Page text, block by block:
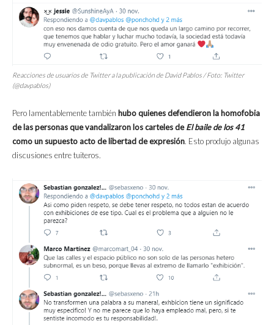
Reacciones de usuarios de Twitter a la publicación de David Pablos / Foto: Twitter
(@davpablos)
Pero lamentablemente también hubo quienes defendieron la homofobia
de las personas que vandalizaron los carteles deEl baile de los 41
como un supuesto acto de libertad de expresión. Esto produjo algunas
discusiones entre tuiteros.